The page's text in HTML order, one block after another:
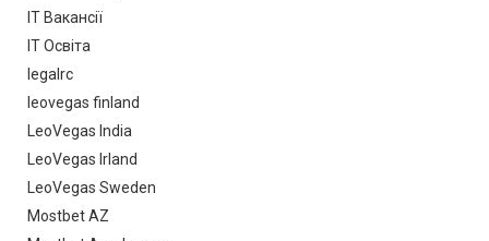
IT Вакансії
IT Освіта
legalrc
leovegas finland
LeoVegas India
LeoVegas Irland
LeoVegas Sweden
Mostbet AZ